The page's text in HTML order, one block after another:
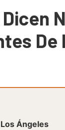
Dicen
De
Ángeles